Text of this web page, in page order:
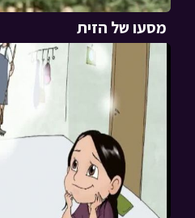
מסעו של הזית